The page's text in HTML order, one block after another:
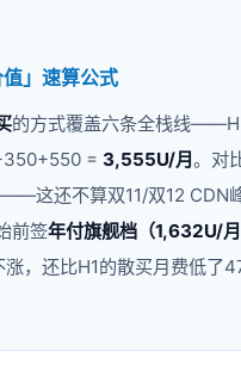
」速算公式
的方式覆盖六条全栈线
= 3,555U/月。对
——这还不算双11/双12 CDN
前签年付旗舰档（1,632U/月
，还比H1的散买月费低了